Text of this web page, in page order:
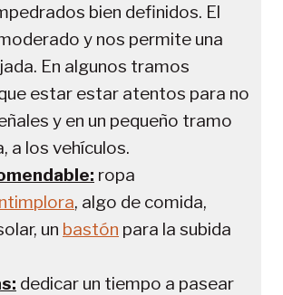
bien definidos. El
y nos permite una
En algunos tramos
estar estar atentos para no
y en un pequeño tramo
a los vehículos.
ropa
, algo de comida,
un bastón para la subida
dedicar un tiempo a pasear